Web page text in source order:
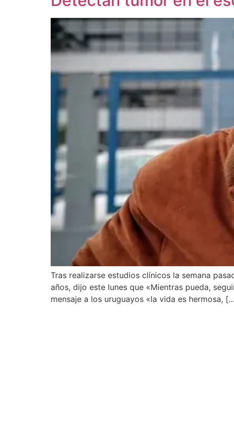
Tras realizarse estudios clínicos la semana
años, dijo este lunes que «Mientras pueda,
mensaje a los uruguayos «la vida es hermosa,